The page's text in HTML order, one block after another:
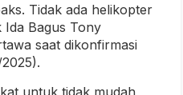
Tidak ada helikopter
Ida Bagus Tony
saat dikonfirmasi
untuk tidak mudah